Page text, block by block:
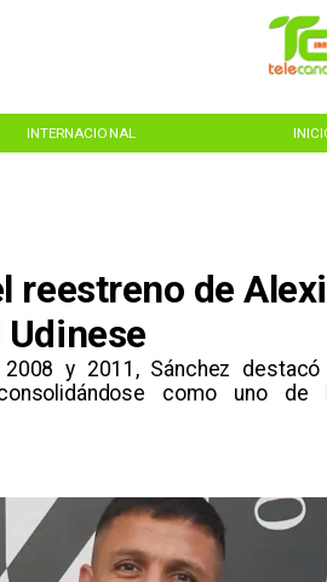
INTERNACIONAL
reestreno de
2008 y 2011, Sánchez
como uno de